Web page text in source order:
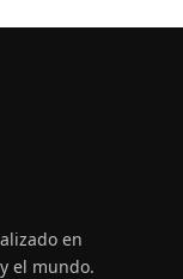
en
el mundo.